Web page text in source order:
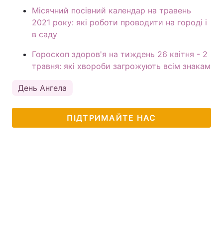
Місячний посівний календар на травень
2021 року: які роботи проводити на городі і
в саду
Гороскоп здоров'я на тиждень 26 квітня - 2
травня: які хвороби загрожують всім знакам
День Ангела
ПІДТРИМАЙТЕ НАС